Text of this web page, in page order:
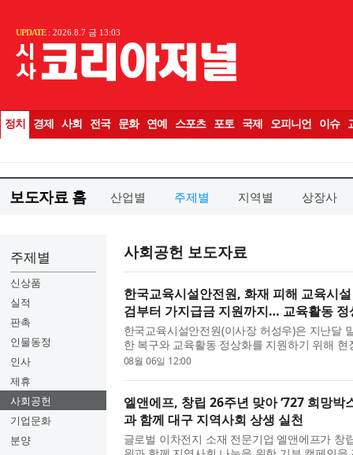
보도자료 홈 산업별 주제별 지역별 상장사
주제별
신상품
실적
판촉
인물동정
인사
제휴
사회공헌
기업문화
분양
사회공헌 보도자료
한국교육시설안전원, 화재 피해 교육시
검부터 가지급금 지원까지… 교육활동 정
한국교육시설안전원(이사장 허성우)은 지난달
한 복구와 교육활동 정상화를 지원하기 위해
대응에 나섰다고 밝혔다. 허성우 한국교육시설
08월 06일 12:00
엘앤에프, 창립 26주년 맞아 ‘727 희망
과 함께 대구 지역사회 상생 실천
글로벌 이차전지 소재 전문기업 엘앤에프가 창